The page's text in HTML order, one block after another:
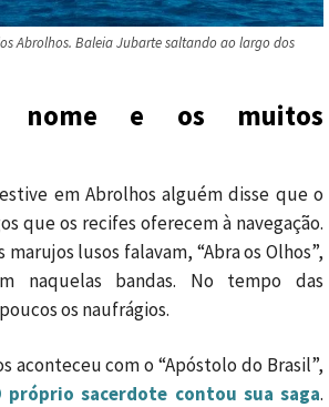
Abrolhos. Baleia Jubarte saltando ao largo dos
nome e os muitos
em Abrolhos alguém disse que o
que os recifes oferecem à navegação.
lusos falavam, “Abra os Olhos”,
naquelas bandas. No tempo das
os naufrágios.
aconteceu com o “Apóstolo do Brasil”,
próprio sacerdote contou sua saga.